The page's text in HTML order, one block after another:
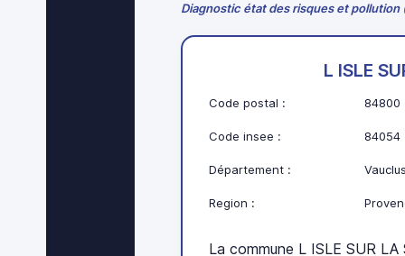
Diagnostic état des risques et pollution
L ISLE
Code postal : 84800
Code insee : 84054
Département :
Region :
La commune L ISLE SUR